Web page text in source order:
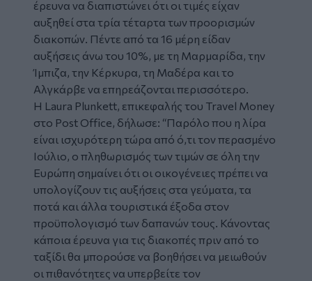
έρευνα να διαπιστώνει ότι οι τιμές είχαν
αυξηθεί στα τρία τέταρτα των προορισμών
διακοπών. Πέντε από τα 16 μέρη είδαν
αυξήσεις άνω του 10%, με τη Μαρμαρίδα, την
Ίμπιζα, την Κέρκυρα, τη Μαδέρα και το
Αλγκάρβε να επηρεάζονται περισσότερο.
Η Laura Plunkett, επικεφαλής του Travel Money
στο Post Office, δήλωσε: “Παρόλο που η λίρα
είναι ισχυρότερη τώρα από ό,τι τον περασμένο
Ιούλιο, ο πληθωρισμός των τιμών σε όλη την
Ευρώπη σημαίνει ότι οι οικογένειες πρέπει να
υπολογίζουν τις αυξήσεις στα γεύματα, τα
ποτά και άλλα τουριστικά έξοδα στον
προϋπολογισμό των δαπανών τους. Κάνοντας
κάποια έρευνα για τις διακοπές πριν από το
ταξίδι θα μπορούσε να βοηθήσει να μειωθούν
οι πιθανότητες να υπερβείτε τον